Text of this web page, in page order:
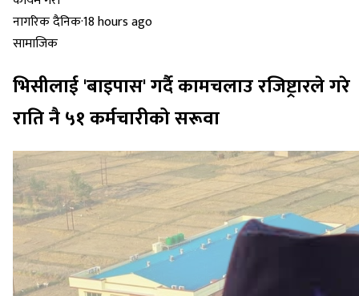
नागरिक दैनिक·18 hours ago
सामाजिक
भिसीलाई 'बाइपास' गर्दै कामचलाउ रजिष्ट्रारले गरे
राति नै ५१ कर्मचारीको सरूवा